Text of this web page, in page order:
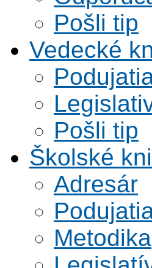
Pošli tip
Vedecké
Pošli tip
Školské
Adresár
Metodika